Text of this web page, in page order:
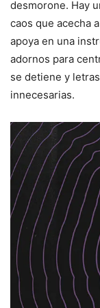
desmorone. Hay
caos que acecha
apoya en una
adornos para
se detiene y
innecesarias.